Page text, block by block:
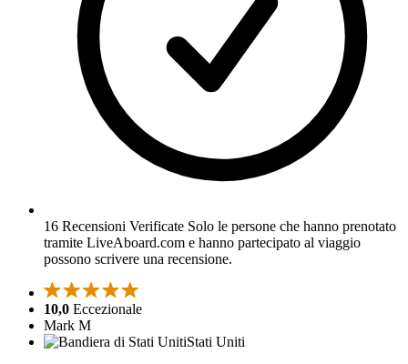
16 Recensioni Verificate Solo le persone che hanno prenotato
tramite LiveAboard.com e hanno partecipato al viaggio
possono scrivere una recensione.
10,0 Eccezionale
Mark M
Stati Uniti